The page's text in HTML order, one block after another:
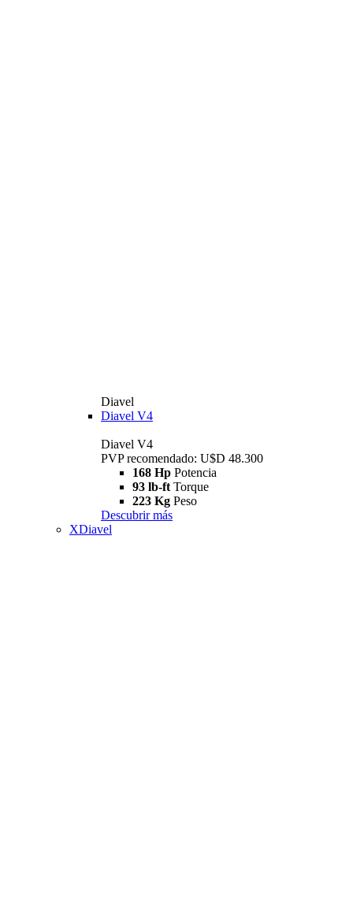
Diavel
Diavel V4
Diavel V4
PVP recomendado: U$D 48.300
168 Hp Potencia
93 lb-ft Torque
223 Kg Peso
Descubrir más
XDiavel